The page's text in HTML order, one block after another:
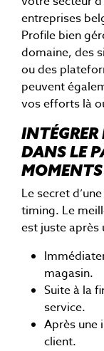
entreprises
Profile bien
domaine, des
ou des
peuvent
vos efforts là
INTÉGRER
DANS LE
Le secret
timing. Le
est juste
magasin.
Suite à la
service.
Après une
client.